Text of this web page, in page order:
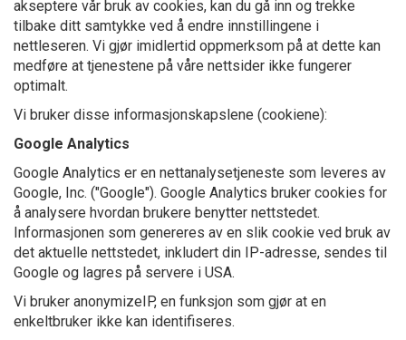
akseptere vår bruk av cookies, kan du gå inn og trekke
tilbake ditt samtykke ved å endre innstillingene i
nettleseren. Vi gjør imidlertid oppmerksom på at dette kan
medføre at tjenestene på våre nettsider ikke fungerer
optimalt.
Vi bruker disse informasjonskapslene (cookiene):
Google Analytics
Google Analytics er en nettanalysetjeneste som leveres av
Google, Inc. ("Google"). Google Analytics bruker cookies for
å analysere hvordan brukere benytter nettstedet.
Informasjonen som genereres av en slik cookie ved bruk av
det aktuelle nettstedet, inkludert din IP-adresse, sendes til
Google og lagres på servere i USA.
Vi bruker anonymizeIP, en funksjon som gjør at en
enkeltbruker ikke kan identifiseres.